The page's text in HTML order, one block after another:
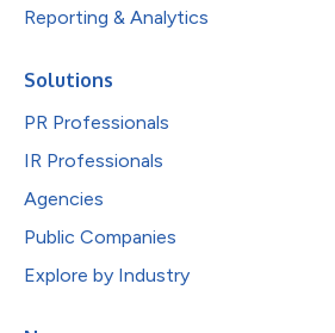
Reporting & Analytics
Solutions
PR Professionals
IR Professionals
Agencies
Public Companies
Explore by Industry